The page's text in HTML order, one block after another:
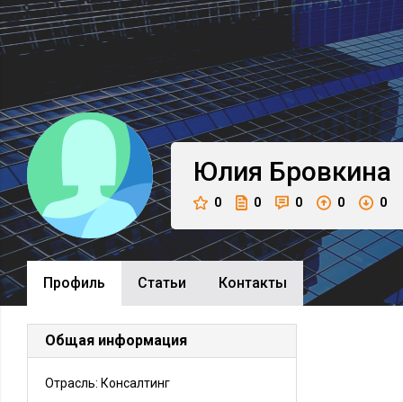
Юлия Бровкина
0 0 0 0 0
Профиль Cтатьи Контакты
Общая информация
Отрасль: Консалтинг